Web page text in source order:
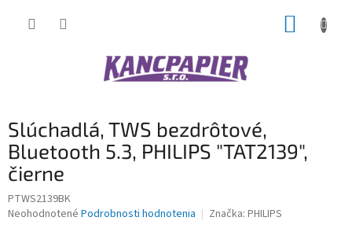
Slúchadlá, TWS bezdrôtové,
Bluetooth 5.3, PHILIPS "TAT2139",
čierne
PTWS2139BK
Priemerné
Neohodnotené Podrobnosti hodnotenia Značka: PHILIPS